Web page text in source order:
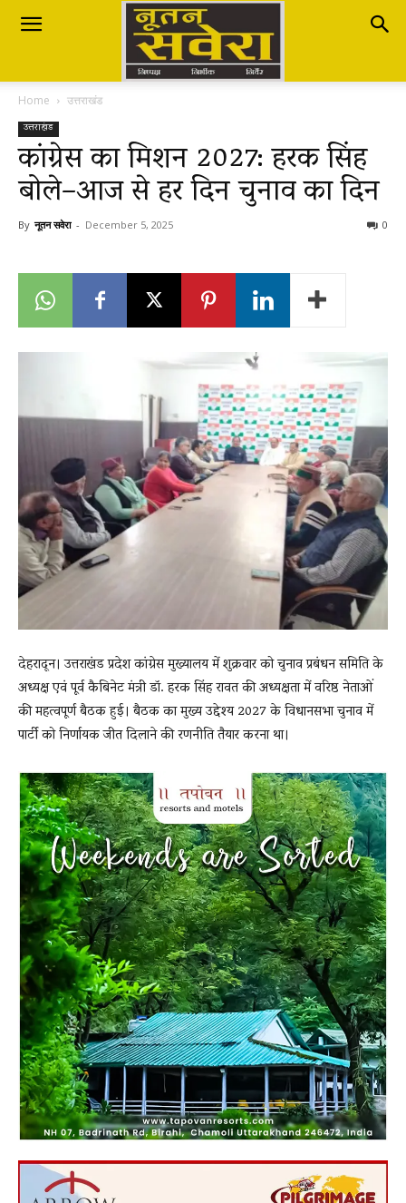
Nutan
Savera
नूतन
LIVE
Home उत्तराखंड
उत्तराखंड
कांग्रेस का मिशन 2027: हरक सिंह
बोले–आज से हर दिन चुनाव का दिन
By नूतन सवेरा - December 5, 2025 0
देहरादून। उत्तराखंड प्रदेश कांग्रेस मुख्यालय में शुक्रवार को चुनाव प्रबंधन समिति के
अध्यक्ष एवं पूर्व कैबिनेट मंत्री डॉ. हरक सिंह रावत की अध्यक्षता में वरिष्ठ नेताओं
की महत्वपूर्ण बैठक हुई। बैठक का मुख्य उद्देश्य 2027 के विधानसभा चुनाव में
पार्टी को निर्णायक जीत दिलाने की रणनीति तैयार करना था।